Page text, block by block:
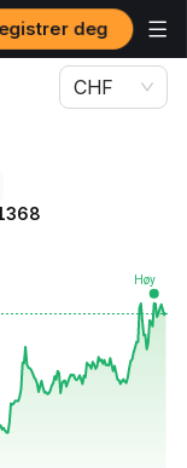
deg
CHF